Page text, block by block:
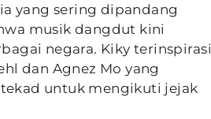
yang sering dipandang
musik dangdut kini
negara. Kiky terinspirasi
dan Agnez Mo yang
untuk mengikuti jejak